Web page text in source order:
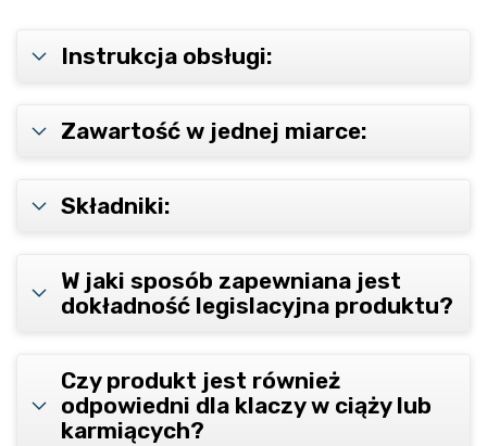
Instrukcja obsługi:
Zawartość w jednej miarce:
Składniki:
W jaki sposób zapewniana jest
dokładność legislacyjna produktu?
Czy produkt jest również
odpowiedni dla klaczy w ciąży lub
karmiących?